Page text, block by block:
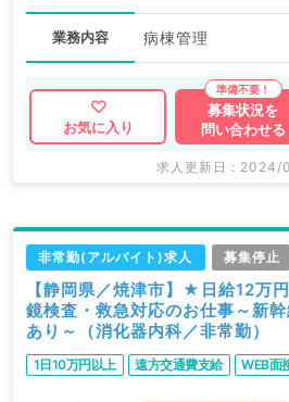
業務内容 病棟管理
お気に入り
募集状況を
問い合わせる
求人更新日 : 2024/
非常勤(アルバイト)求人 募集停止
【静岡県／焼津市】★日給12万
鏡検査・救急対応のお仕事～新
あり～（消化器内科／非常勤）
1日10万円以上 遠方交通費支給 WEB面